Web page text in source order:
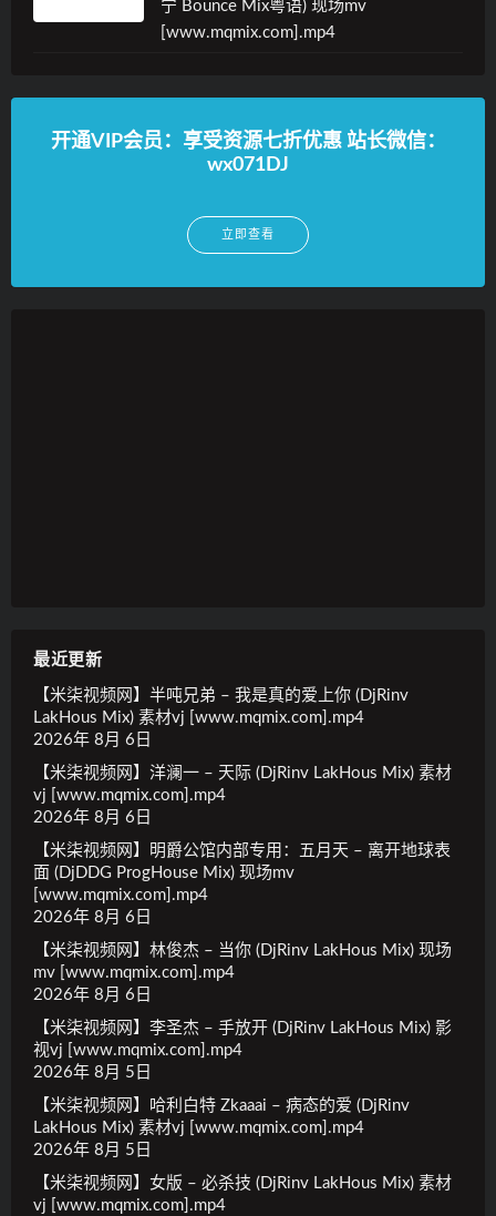
宁 Bounce Mix粤语) 现场mv
[www.mqmix.com].mp4
开通VIP会员：享受资源七折优惠 站长微信：
wx071DJ
立即查看
最近更新
【米柒视频网】半吨兄弟 – 我是真的爱上你 (DjRinv
LakHous Mix) 素材vj [www.mqmix.com].mp4
2026年 8月 6日
【米柒视频网】洋澜一 – 天际 (DjRinv LakHous Mix) 素材
vj [www.mqmix.com].mp4
2026年 8月 6日
【米柒视频网】明爵公馆内部专用：五月天 – 离开地球表
面 (DjDDG ProgHouse Mix) 现场mv
[www.mqmix.com].mp4
2026年 8月 6日
【米柒视频网】林俊杰 – 当你 (DjRinv LakHous Mix) 现场
mv [www.mqmix.com].mp4
2026年 8月 6日
【米柒视频网】李圣杰 – 手放开 (DjRinv LakHous Mix) 影
视vj [www.mqmix.com].mp4
2026年 8月 5日
【米柒视频网】哈利白特 Zkaaai – 病态的爱 (DjRinv
LakHous Mix) 素材vj [www.mqmix.com].mp4
2026年 8月 5日
【米柒视频网】女版 – 必杀技 (DjRinv LakHous Mix) 素材
vj [www.mqmix.com].mp4